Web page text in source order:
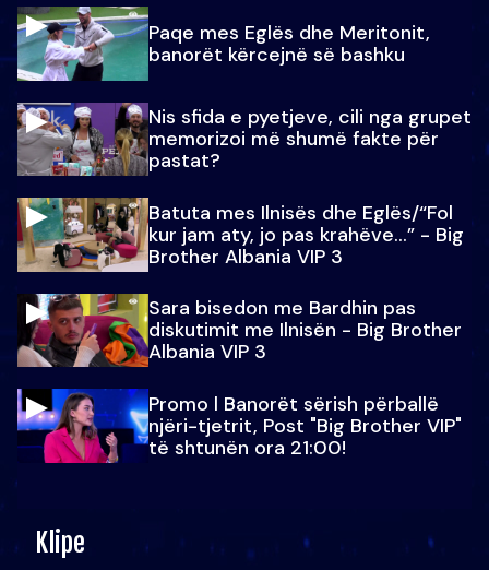
Paqe mes Eglës dhe Meritonit,
banorët kërcejnë së bashku
Nis sfida e pyetjeve, cili nga grupet
memorizoi më shumë fakte për
pastat?
Batuta mes Ilnisës dhe Eglës/“Fol
kur jam aty, jo pas krahëve…” - Big
Brother Albania VIP 3
Sara bisedon me Bardhin pas
diskutimit me Ilnisën - Big Brother
Albania VIP 3
Promo l Banorët sërish përballë
njëri-tjetrit, Post "Big Brother VIP"
të shtunën ora 21:00!
Klipe